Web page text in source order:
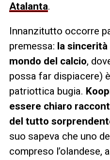
Atalanta.
Innanzitutto occorre
premessa: la
mondo del calcio,
possa far dispiacere)
patriottica bugia.
essere chiaro
del tutto
suo sapeva che uno
compreso l’olandese,